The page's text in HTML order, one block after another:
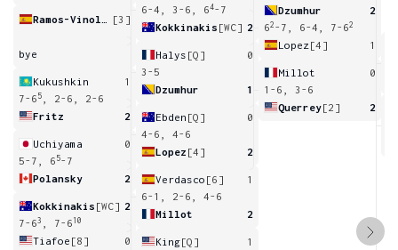
[3]
bye
Kukushkin
1
7-6 5
, 2-6, 2-6
Fritz
2
Uchiyama
0
5-7, 6 5-7
Polansky
2
Kokkinakis [WC] 2
7-63 , 7-6 10
Tiafoe [8] 0
6-4, 3-6, 64-7
Kokkinakis [WC] 2
Halys [Q]
0
3-5
Dzumhur
1
Ebden [Q]
0
4-6, 4-6
Lopez [4] 2
Verdasco [6]
1
6-1, 2-6, 4-6
Millot
2
King[Q]
1
Dzumhur
2
62 -7, 6-4, 7-62
Lopez [4] 1
Millot
0
1-6, 3-6
Querrey[2] 2